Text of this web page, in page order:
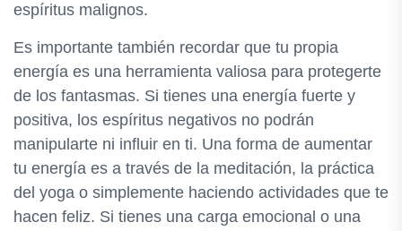
espíritus malignos.
Es importante también recordar que tu propia
energía es una herramienta valiosa para protegerte
de los fantasmas. Si tienes una energía fuerte y
positiva, los espíritus negativos no podrán
manipularte ni influir en ti. Una forma de aumentar
tu energía es a través de la meditación, la práctica
del yoga o simplemente haciendo actividades que te
hacen feliz. Si tienes una carga emocional o una